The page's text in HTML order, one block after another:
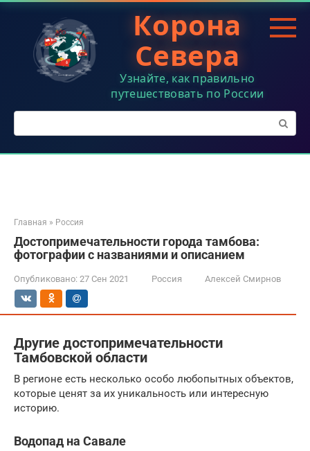
Перейти
контенту
Корона
Севера
Узнайте, как правильно
путешествовать по России
Поиск:
Главная » Россия
Достопримечательности города тамбова:
фотографии с названиями и описанием
Опубликовано: 27 Сен 2021 Россия Алексей Смирнов
Другие достопримечательности
Тамбовской области
В регионе есть несколько особо любопытных объектов,
которые ценят за их уникальность или интересную
историю.
Водопад на Савале